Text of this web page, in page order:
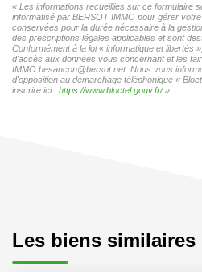
« Les informations recueillies sur ce formulaire
informatisé par BERSOT IMMO pour gérer
conservées pour la durée nécessaire à la
des prescriptions légales applicables et sont
Conformément à la loi « informatique et libertés
d'accès aux données vous concernant et les
IMMO besancon@bersot.net. Nous vous
d'opposition au démarchage téléphonique «
inscrire ici : https://www.bloctel.gouv.fr/»
Les biens similaires